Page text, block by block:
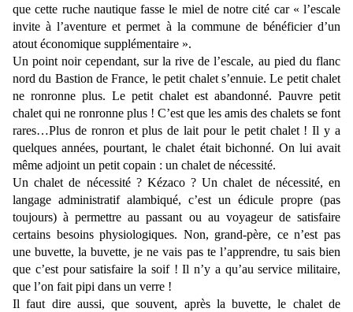
que cette ruche nautique fasse le miel de notre cité car « l’escale
invite à l’aventure et permet à la commune de bénéficier d’un
atout économique supplémentaire ».
Un point noir cependant, sur la rive de l’escale, au pied du flanc
nord du Bastion de France, le petit chalet s’ennuie. Le petit chalet
ne ronronne plus. Le petit chalet est abandonné. Pauvre petit
chalet qui ne ronronne plus ! C’est que les amis des chalets se font
rares…Plus de ronron et plus de lait pour le petit chalet ! Il y a
quelques années, pourtant, le chalet était bichonné. On lui avait
même adjoint un petit copain : un chalet de nécessité.
Un chalet de nécessité ? Kézaco ? Un chalet de nécessité, en
langage administratif alambiqué, c’est un édicule propre (pas
toujours) à permettre au passant ou au voyageur de satisfaire
certains besoins physiologiques. Non, grand-père, ce n’est pas
une buvette, la buvette, je ne vais pas te l’apprendre, tu sais bien
que c’est pour satisfaire la soif ! Il n’y a qu’au service militaire,
que l’on fait pipi dans un verre !
Il faut dire aussi, que souvent, après la buvette, le chalet de